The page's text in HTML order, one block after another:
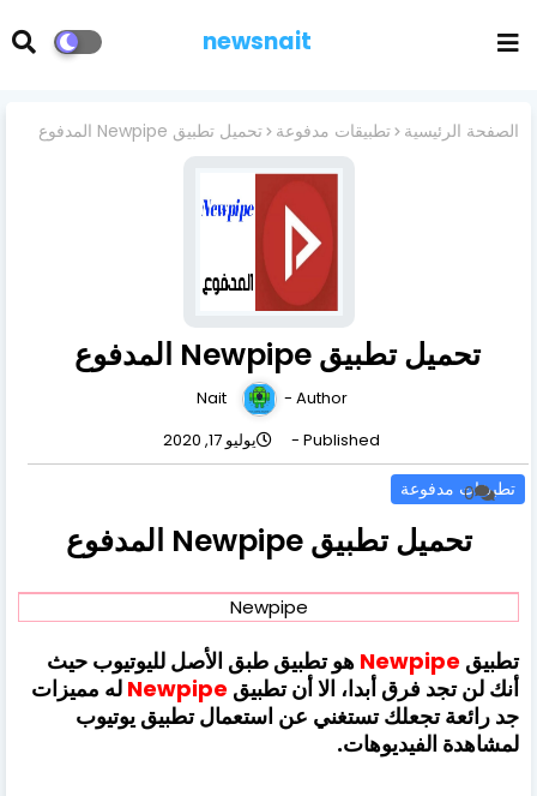
newsnait
الصفحة الرئيسية تطبيقات مدفوعة تحميل تطبيق Newpipe المدفوع
تحميل تطبيق Newpipe المدفوع
Author -
Nait
Published -
يوليو 17, 2020
تطبيقات مدفوعة
0
تحميل تطبيق Newpipe المدفوع
Newpipe
تطبيق Newpipe هو تطبيق طبق الأصل لليوتيوب حيث
أنك لن تجد فرق أبدا، الا أن تطبيق Newpipe له مميزات
جد رائعة تجعلك تستغني عن استعمال تطبيق يوتيوب
لمشاهدة الفيديوهات.